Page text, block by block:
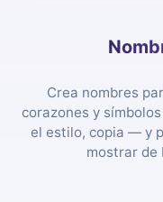
Crea nombres
corazones y
el estilo, copia — y
mostrar de